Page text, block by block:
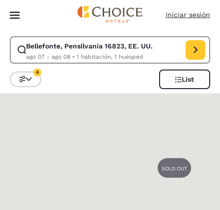
Pasar A Contenido Principal
Iniciar sesión
Bellefonte, Pensilvania 16823, EE. UU.
ago 07 - ago 08• 1 habitación, 1 huésped
Modificar la búsqueda de Bellefonte, Pensilvania 16823, EE. UU..
Ordenar y filtrar
4
List